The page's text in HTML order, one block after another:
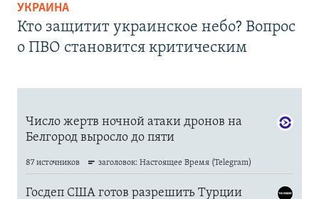
УКРАИНА
Кто защитит украинское небо? Вопрос
о ПВО становится критическим